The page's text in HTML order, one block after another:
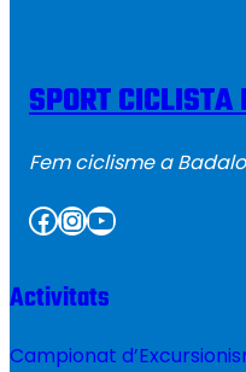
SPORT CICLISTA
Fem ciclisme a
Facebook InstagramYouTube
Activitats
Campionat